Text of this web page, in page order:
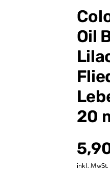
Partydekoration
Oil
20
inkl. MwSt.